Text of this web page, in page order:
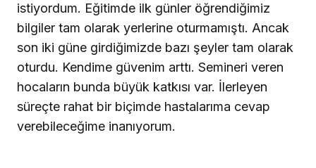
istiyordum. Eğitimde ilk günler öğrendiğimiz
bilgiler tam olarak yerlerine oturmamıştı. Ancak
son iki güne girdiğimizde bazı şeyler tam olarak
oturdu. Kendime güvenim arttı. Semineri veren
hocaların bunda büyük katkısı var. İlerleyen
süreçte rahat bir biçimde hastalarıma cevap
verebileceğime inanıyorum.